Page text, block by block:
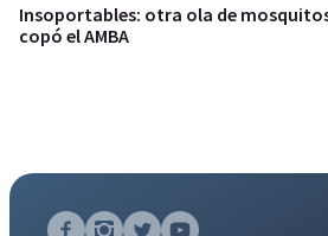
Insoportables: otra ola de
copó el AMBA